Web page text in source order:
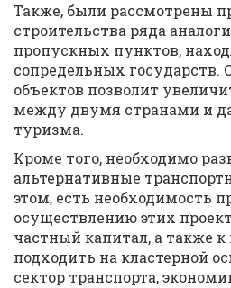
Также, были рассмотрены
строительства ряда
пропускных пунктов,
сопредельных государств.
объектов позволит
между двумя странами и
туризма.
Кроме того, необходимо
альтернативные
этом, есть необходимость
осуществлению этих
частный капитал, а также
подходить на кластерной
сектор транспорта,